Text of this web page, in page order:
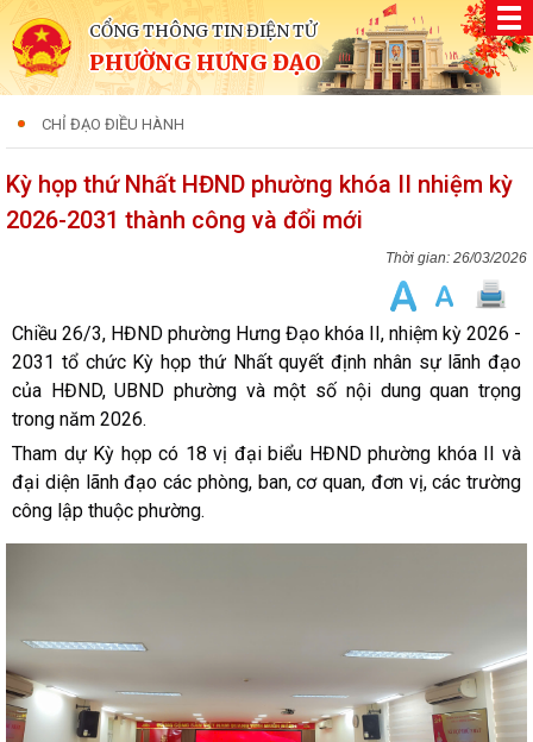
CỔNG THÔNG TIN ĐIỆN TỬ
PHƯỜNG HƯNG ĐẠO
CHỈ ĐẠO ĐIỀU HÀNH
Kỳ họp thứ Nhất HĐND phường khóa II nhiệm kỳ
2026-2031 thành công và đổi mới
26/03/2026
Chiều 26/3, HĐND phường Hưng Đạo khóa II, nhiệm kỳ 2026 -
2031 tổ chức Kỳ họp thứ Nhất quyết định nhân sự lãnh đạo
của HĐND, UBND phường và một số nội dung quan trọng
trong năm 2026.
Tham dự Kỳ họp có 18 vị đại biểu HĐND phường khóa II và
đại diện lãnh đạo các phòng, ban, cơ quan, đơn vị, các trường
công lập thuộc phường.